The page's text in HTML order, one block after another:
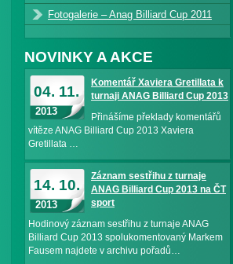
Fotogalerie – Anag Billiard Cup 2011
NOVINKY A AKCE
04. 11.
2013
Komentář Xaviera Gretillata k
turnaji ANAG Billiard Cup 2013
Přinášíme překlady komentářů
vítěze ANAG Billiard Cup 2013 Xaviera
Gretillata …
14. 10.
2013
Záznam sestřihu z turnaje
ANAG Billiard Cup 2013 na ČT
sport
Hodinový záznam sestřihu z turnaje ANAG
Billiard Cup 2013 spolukomentovaný Markem
Fausem najdete v archivu pořadů…